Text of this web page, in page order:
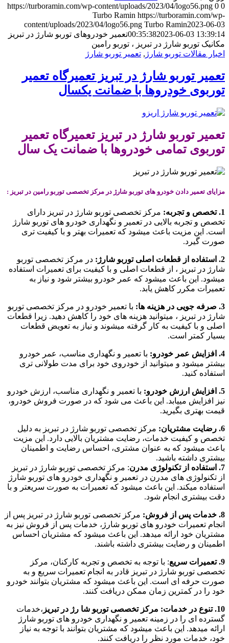
https://turboramin.com/wp-content/uploads/2023/04/logo56.png 0 0
Turbo Ramin https://turboramin.com/wp-
content/uploads/2023/04/logo56.png Turbo Ramin2023-06-03
00:35:382023-06-03 13:39:14
تعمیر خودروهای توربو شارژ در تبریز
مکانیک توربو شارژ در تبریز ، توربو رامین
اخبار مقالات توربو شارژ , تعمیر توربو شارژ
تعمیر توربو شارژ در تبریز تعمیرگاه تعمیر
توربوی خودروها با ضمانت یکسال
تعمیر توربو شارژ در تبریز تعمیرگاه تعمیر
توربوی تمامی خودروها با ضمانت یک سال
مزایای تعمیر دادن خودرو های توربو شارژ در مرکز تخصصی توربو رامین در تبریز :
1. تخصص و تجربه:
مرکز تخصصی توربو شارژ در تبریز دارای
تخصص و تجربه بالایی در تعمیر و نگهداری خودرو های توربو شارژ
است. این مزیت باعث میشود که تعمیرات بهتر و با کیفیت تری
صورت گیرد.
2. استفاده از قطعات اصلی توربو شارژ:
در مرکز تخصصی توربو
شارژ در تبریز ، از قطعات اصلی و با کیفیت برای تعمیرات استفاده
میشود. این باعث میشود که عمر خودرو بیشتر شود و نیاز به
تعمیرات مکرر کاهش یابد.
3. صرفه جویی در هزینه ها:
با تعمیر خودرو در مرکز تخصصی توربو
شارژ در تبریز ، میتوانید هزینه های خود را کاهش دهید. زیرا قطعات
اصلی و با کیفیت به کار گرفته میشوند و نیاز به تعویض قطعات
بسیار کمتر است.
4. افزایش عمر خودرو:
با تعمیر و نگهداری مناسب، عمر خودرو
بیشتر میشود و میتوانید از خودروی خود برای مدت طولانی تری
استفاده کنید.
5. افزایش ارزش خودرو:
با تعمیر و نگهداری مناسب، ارزش خودرو
نیز افزایش مییابد. این باعث می شود که در صورت فروش خودرو،
قیمت بهتری بگیرید.
6. رضایت مشتریان:
مرکز تخصصی توربو شارژ در تبریز به دلیل
تخصص و کیفیت خدمات، رضایت مشتریان بالایی دارد. این مزیت
باعث میشود که به عنوان مشتری، احساس رضایت و اطمینان
بیشتری داشته باشید.
7. استفاده از تکنولوژی مدرن
: مرکز تخصصی توربو شارژ در تبریز
از تکنولوژی های مدرن در تعمیر و نگهداری خودرو های توربو شارژ
استفاده میکند. این باعث میشود که تعمیرات به صورت سریعتر و با
دقت بیشتری انجام شود.
8. خدمات پس از فروش:
مرکز تخصصی توربو شارژ در تبریز پس از
انجام تعمیرات خودرو های توربو شارژ، خدمات پس از فروش نیز به
مشتریان خود ارائه میدهد. این باعث میشود که مشتریان احساس
اطمینان و رضایت بیشتری داشته باشند.
9. تعمیرات سریع
: با توجه به تخصص و تجربه کارکنان، مرکز
تخصصی توربو شارژ در تبریز قادر به انجام تعمیرات سریع و به
صورت حرفه ای است. این باعث میشود که مشتریان بتوانند خودرو
خود را در کمترین زمان ممکن دریافت کنند.
10. تنوع در خدمات: مرکز تخصصی توربو شا رژ در تبریز ،خدمات
گسترده ای را در زمینه تعمیر و نگهداری خودرو های توربو شارژ
ارائه میدهد. این باعث میشود که مشتریان بتوانند با توجه به نیاز
خود، خدمات مورد نظر را دریافت کنند.